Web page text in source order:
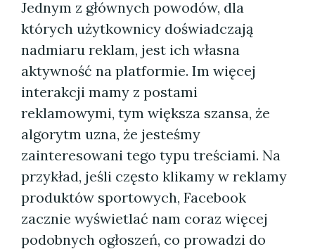
Jednym z głównych powodów, dla
których użytkownicy doświadczają
nadmiaru reklam, jest ich własna
aktywność na platformie. Im więcej
interakcji mamy z postami
reklamowymi, tym większa szansa, że
algorytm uzna, że jesteśmy
zainteresowani tego typu treściami. Na
przykład, jeśli często klikamy w reklamy
produktów sportowych, Facebook
zacznie wyświetlać nam coraz więcej
podobnych ogłoszeń, co prowadzi do